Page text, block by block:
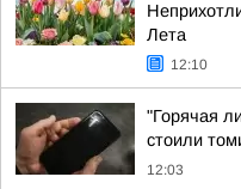
Лета
12:10
"Горячая
стоили
12:03